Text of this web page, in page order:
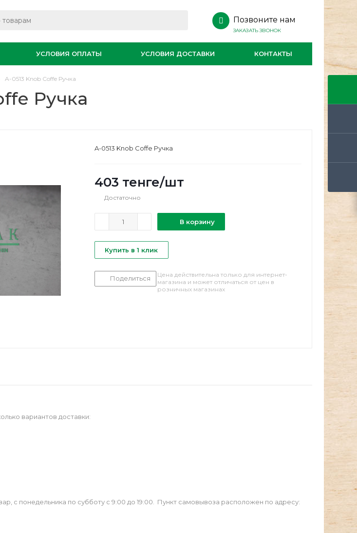
Позвоните нам
ЗАКАЗАТЬ ЗВОНОК
УСЛОВИЯ ОПЛАТЫ УСЛОВИЯ ДОСТАВКИ КОНТАКТЫ
A-0513 Knob Coffe Ручка
Ручка
A-0513 Knob Coffe Ручка
403 тенге/шт
Достаточно
В корзину
Купить в 1 клик
Поделиться
Цена действительна только для интернет-
магазина и может отличаться от цен в
розничных магазинах
вариантов доставки:
с понедельника по субботу с 9:00 до 19:00. Пункт самовывоза расположен по адресу: